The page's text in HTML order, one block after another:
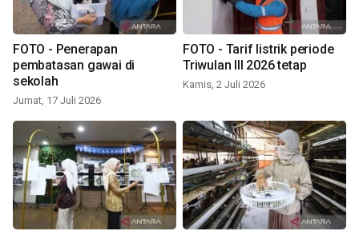
FOTO - Penerapan
pembatasan gawai di
sekolah
Jumat, 17 Juli 2026
FOTO - Tarif listrik periode
Triwulan III 2026 tetap
Kamis, 2 Juli 2026